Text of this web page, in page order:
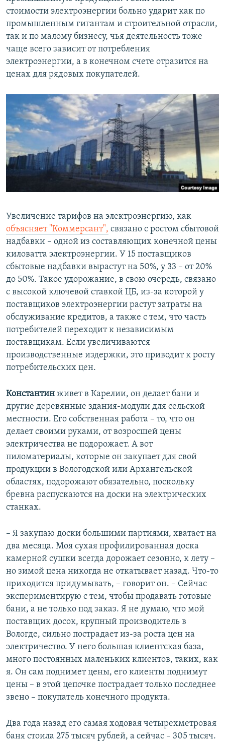
стоимости электроэнергии больно ударит как по
промышленным гигантам и строительной отрасли,
так и по малому бизнесу, чья деятельность тоже
чаще всего зависит от потребления
электроэнергии, а в конечном счете отразится на
ценах для рядовых покупателей.
Увеличение тарифов на электроэнергию, как
объясняет "Коммерсант", связано с ростом сбытовой
надбавки – одной из составляющих конечной цены
киловатта электроэнергии. У 15 поставщиков
сбытовые надбавки вырастут на 50%, у 33 – от 20%
до 50%. Такое удорожание, в свою очередь, связано
с высокой ключевой ставкой ЦБ, из-за которой у
поставщиков электроэнергии растут затраты на
обслуживание кредитов, а также с тем, что часть
потребителей переходит к независимым
поставщикам. Если увеличиваются
производственные издержки, это приводит к росту
потребительских цен.
Константин живет в Карелии, он делает бани и
другие деревянные здания-модули для сельской
местности. Его собственная работа – то, что он
делает своими руками, от возросшей цены
электричества не подорожает. А вот
пиломатериалы, которые он закупает для свой
продукции в Вологодской или Архангельской
областях, подорожают обязательно, поскольку
бревна распускаются на доски на электрических
станках.
– Я закупаю доски большими партиями, хватает на
два месяца. Моя сухая профилированная доска
камерной сушки всегда дорожает сезонно, к лету –
но зимой цена никогда не откатывает назад. Что-то
приходится придумывать, – говорит он. – Сейчас
экспериментирую с тем, чтобы продавать готовые
бани, а не только под заказ. Я не думаю, что мой
поставщик досок, крупный производитель в
Вологде, сильно пострадает из-за роста цен на
электричество. У него большая клиентская база,
много постоянных маленьких клиентов, таких, как
я. Он сам поднимет цены, его клиенты поднимут
цены – в этой цепочке пострадает только последнее
звено – покупатель конечного продукта.
Два года назад его самая ходовая четырехметровая
баня стоила 275 тысяч рублей, а сейчас – 305 тысяч.